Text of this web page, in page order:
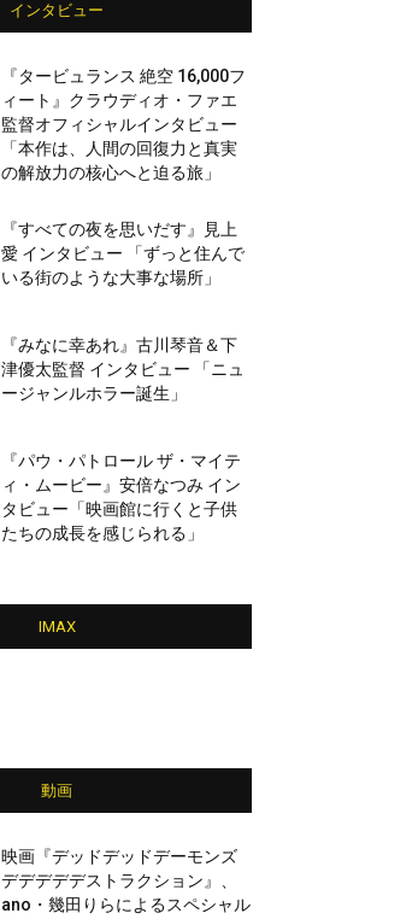
インタビュー
『タービュランス 絶空 16,000フ
ィート』クラウディオ・ファエ
監督オフィシャルインタビュー
「本作は、人間の回復力と真実
の解放力の核心へと迫る旅」
『すべての夜を思いだす』見上
愛 インタビュー 「ずっと住んで
いる街のような大事な場所」
『みなに幸あれ』古川琴音＆下
津優太監督 インタビュー 「ニュ
ージャンルホラー誕生」
『パウ・パトロール ザ・マイテ
ィ・ムービー』安倍なつみ イン
タビュー「映画館に行くと子供
たちの成長を感じられる」
IMAX
動画
映画『デッドデッドデーモンズ
デデデデデストラクション』、
ano・幾田りらによるスペシャル